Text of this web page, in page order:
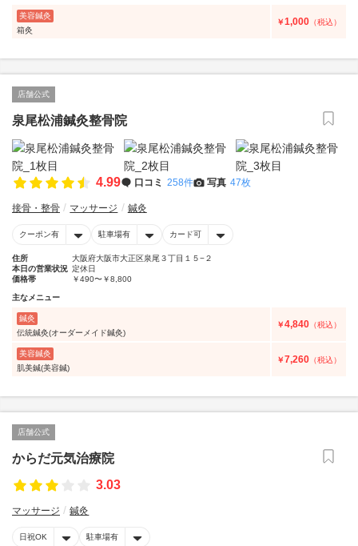
美容鍼灸
箱灸
￥1,000 （税込）
店舗公式
泉尾松浦鍼灸整骨院
4.99 口コミ 258件 写真 47枚
接骨・整骨 マッサージ 鍼灸
クーポン有 駐車場有 カード可
住所
大阪府大阪市大正区泉尾３丁目１５−２
本日の営業状況 定休日
価格帯
￥490〜￥8,800
主なメニュー
鍼灸
伝統鍼灸(オーダーメイド鍼灸)
￥4,840 （税込）
美容鍼灸
肌美鍼(美容鍼)
￥7,260 （税込）
店舗公式
からだ元気治療院
3.03
マッサージ 鍼灸
日祝OK 駐車場有